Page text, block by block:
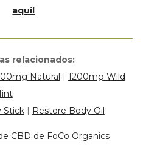
aquí!
relacionados:
Natural | 1200mg Wild
Stick| Restore Body Oil
CBD de FoCo Organics